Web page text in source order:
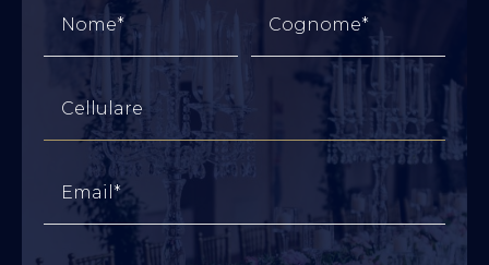
Nome* Cognome*
Cellulare
Email*